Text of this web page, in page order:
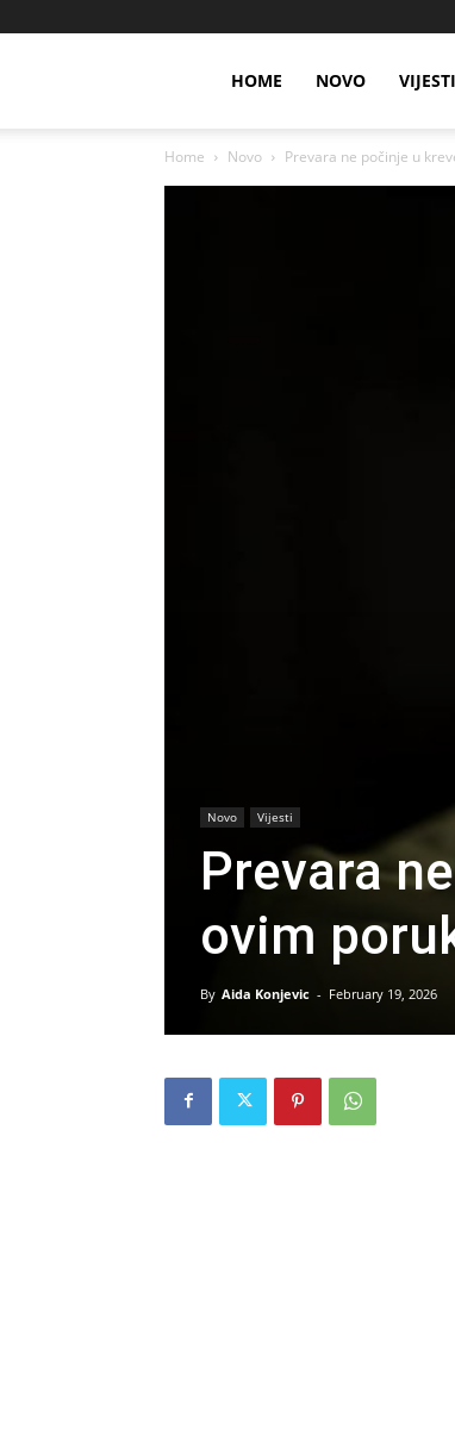
HOME NOVO VIJESTI
Home Novo Prevara ne počinje u
Novo Vijesti
Prevara
ovim
By Aida Konjevic - February 19, 2026